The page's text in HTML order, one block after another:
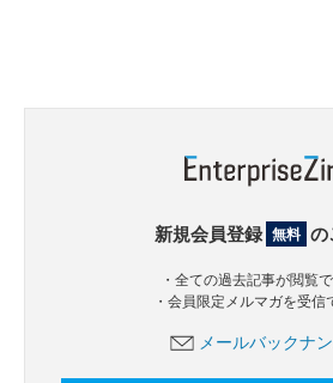
新規会員登録 無料 の
・全ての過去記事が閲覧
・会員限定メルマガを受信
メールバックナ